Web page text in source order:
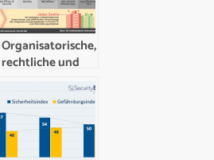
Organisatorische,
rechtliche und
Umsetzung von
IT- und
Informationssicherheit